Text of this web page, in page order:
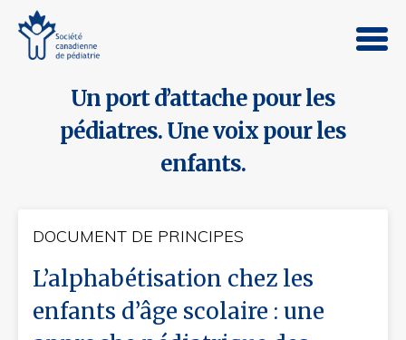
Un port d’attache pour les
pédiatres. Une voix pour les
enfants.
DOCUMENT DE PRINCIPES
L’alphabétisation chez les
enfants d’âge scolaire : une